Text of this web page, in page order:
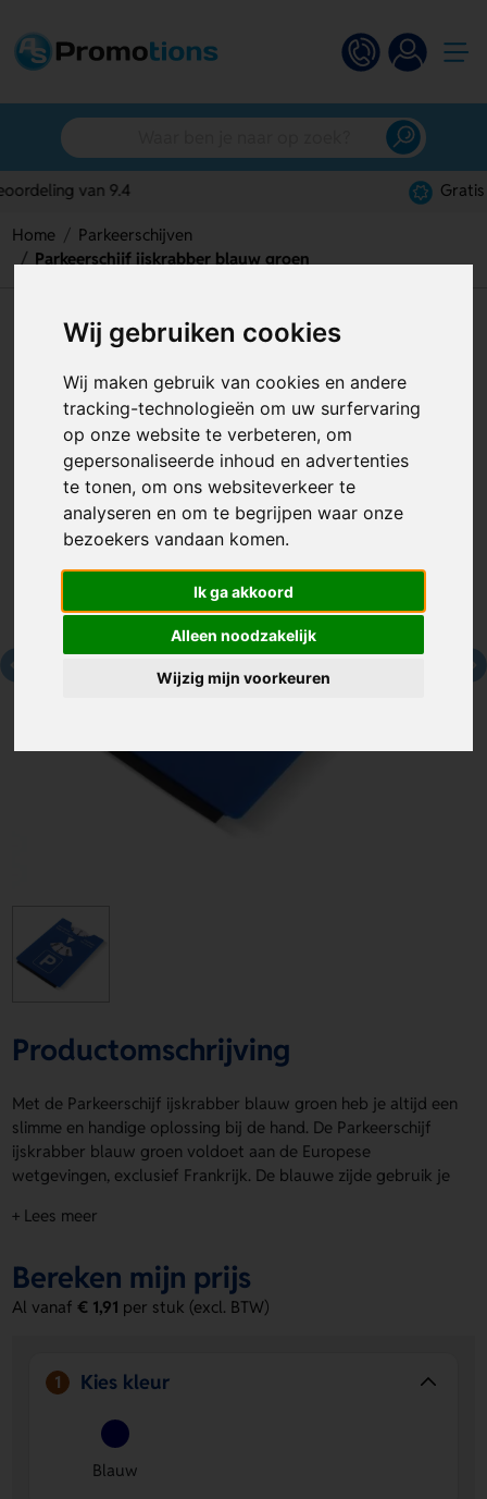
Wij gebruiken cookies
Wij maken gebruik van cookies en andere
tracking-technologieën om uw surfervaring
op onze website te verbeteren, om
gepersonaliseerde inhoud en advertenties
te tonen, om ons websiteverkeer te
analyseren en om te begrijpen waar onze
bezoekers vandaan komen.
Ik ga akkoord
Alleen noodzakelijk
Wijzig mijn voorkeuren
Home
Parkeerschijven
Parkeerschijf ijskrabber blauw groen
Parkeerschijf ijskrabber blauw
groen
Artikelnummer:119980
Productomschrijving
Met de Parkeerschijf ijskrabber blauw groen heb je altijd een
slimme en handige oplossing bij de hand. De Parkeerschijf
ijskrabber blauw groen voldoet aan de Europese
wetgevingen, exclusief Frankrijk. De blauwe zijde gebruik je
het laden van je elektrische- of hybride auto. Achterzijde is
ontwerp. Bestel of vraag een prijs op.
Voordelen van de Parkeerschijf
2 functies in 1. Je gebruikt hem als parkeerschijf en als
ijskrabber.
Handig voor elektrisch rijden.
tijdens het laden van je elektrische- of hybride auto.
Te personaliseren.
+ Lees meer
Bereken mijn prijs
Al vanaf€ 1,91 per stuk (excl. BTW)
1 Kies kleur
Blauw